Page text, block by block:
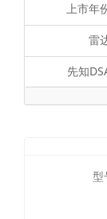
上市年
雷
先知
型